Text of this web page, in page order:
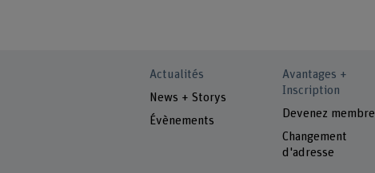
Actualités
News + Storys
Évènements
Avantages +
Inscription
Devenez membre
Changement
d'adresse